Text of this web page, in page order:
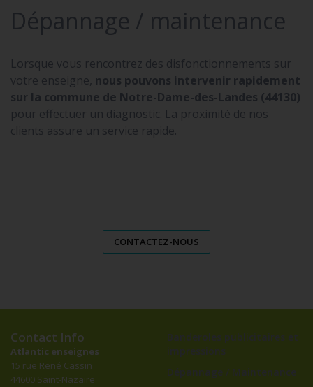
Dépannage / maintenance
Lorsque vous rencontrez des disfonctionnements sur
votre enseigne, nous pouvons intervenir rapidement
sur la commune de Notre-Dame-des-Landes (44130)
pour effectuer un diagnostic. La proximité de nos
clients assure un service rapide.
CONTACTEZ-NOUS
Contact Info
Atlantic enseignes
15 rue René Cassin
44600 Saint-Nazaire
Banderoles publicitaires et
impressions
Dépannage / Maintenance